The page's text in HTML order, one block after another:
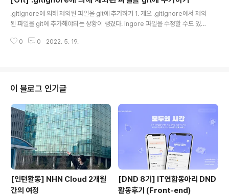
.gitignore에 의해 제외된 파일을 git에 추가하기 1. 개요 .gitignore에서 제외
된 파일을 git에 추가해야되는 상황이 생겼다. ingore 파일을 수정할 수도 있겠
발생오류 git add test.md .gitignore에 의해 제외된 파일을 git add 명령어
off by run..
0 0 2022. 5. 19.
이 블로그 인기글
[인턴활동] NHN Cloud 2개월
간의 여정
[DND 8기] IT연합동아리 DND
활동후기 (Front-end)